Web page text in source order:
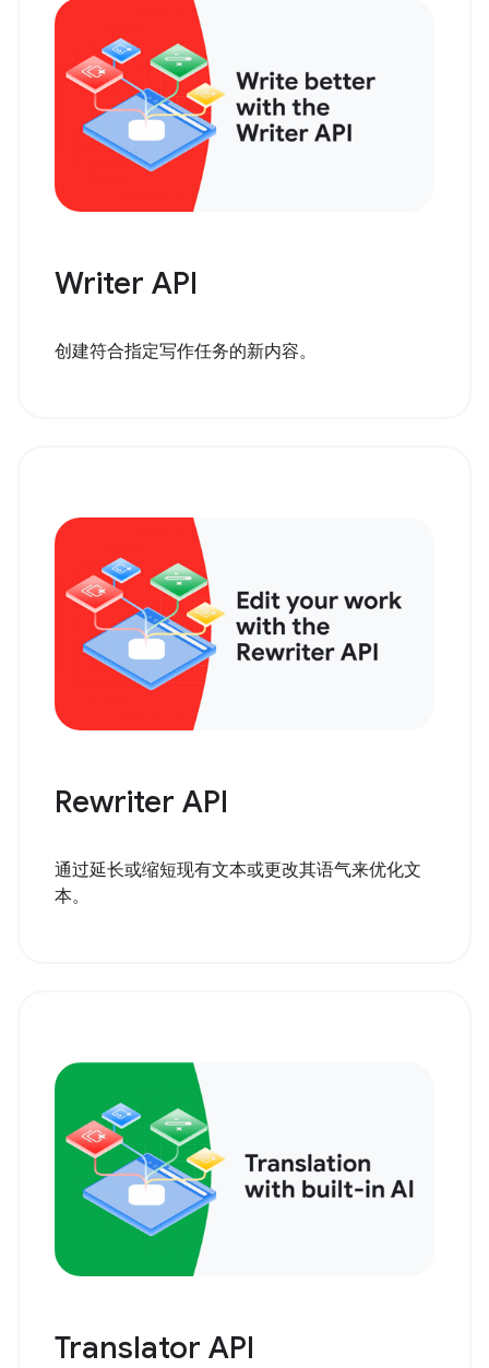
Writer API
创建符合指定写作任务的新内容。
Rewriter API
通过延长或缩短现有文本或更改其语气来优化文
本。
Translator API